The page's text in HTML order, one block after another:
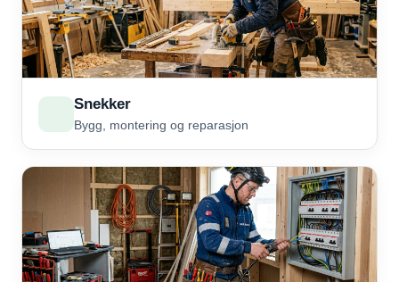
Snekker
Bygg, montering og reparasjon